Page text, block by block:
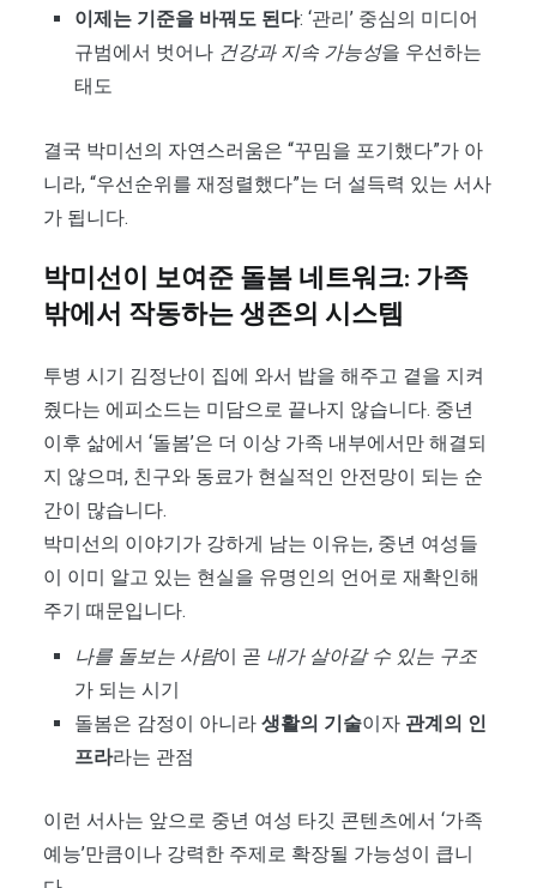
이제는 기준을 바꿔도 된다: ‘관리’ 중심의 미디어
규범에서 벗어나 건강과 지속 가능성을 우선하는
태도
결국 박미선의 자연스러움은 “꾸밈을 포기했다”가 아
니라, “우선순위를 재정렬했다”는 더 설득력 있는 서사
가 됩니다.
박미선이 보여준 돌봄 네트워크: 가족
밖에서 작동하는 생존의 시스템
투병 시기 김정난이 집에 와서 밥을 해주고 곁을 지켜
줬다는 에피소드는 미담으로 끝나지 않습니다. 중년
이후 삶에서 ‘돌봄’은 더 이상 가족 내부에서만 해결되
지 않으며, 친구와 동료가 현실적인 안전망이 되는 순
간이 많습니다.
박미선의 이야기가 강하게 남는 이유는, 중년 여성들
이 이미 알고 있는 현실을 유명인의 언어로 재확인해
주기 때문입니다.
나를 돌보는 사람이 곧 내가 살아갈 수 있는 구조
가 되는 시기
돌봄은 감정이 아니라 생활의 기술이자 관계의 인
프라라는 관점
이런 서사는 앞으로 중년 여성 타깃 콘텐츠에서 ‘가족
예능’만큼이나 강력한 주제로 확장될 가능성이 큽니